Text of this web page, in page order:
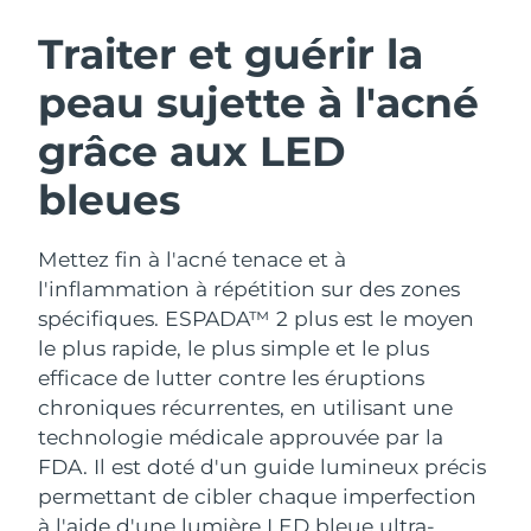
Traiter et guérir la
peau sujette à l'acné
grâce aux LED
bleues
Mettez fin à l'acné tenace et à
l'inflammation à répétition sur des zones
spécifiques. ESPADA™ 2 plus est le moyen
le plus rapide, le plus simple et le plus
efficace de lutter contre les éruptions
chroniques récurrentes, en utilisant une
technologie médicale approuvée par la
FDA. Il est doté d'un guide lumineux précis
permettant de cibler chaque imperfection
à l'aide d'une lumière LED bleue ultra-
Nettoyage du visage
Anti-aging massage
LUNA™ 4 Plus
Massage, LED heating
LUNA™ 4 Men
For men, anti-aging massage
Lifting
Microcurrent toning
BEAR™ 2 go
Microcurrent toning on-the-go
BEAR™ 2 eyes & lips
Microcurrent line smoothing device
Hydratation
UFO™ 3 coffret
Deep facial hydration
UFO™ 3 LED
Near-infrared and red light therapy
device
Soin bucco-dentaire
issa™ 4
Hybrid silicone sonic toothbrush
issa™ 4 plus
Smart hybrid silicone sonic toothbrush
FAQ™ TRAITEMENT ANTI-ÂGE
Anti-âge Traitements LED
NEW
Autriche Livraison estimée
Bahreïn Livraison estimée8/12/26
Belgique Livraison estimée
Bermudes
Bosnie-Herzégovine Livraison estimée
Brunei Livraison estimée8/16/26
Bulgarie Livraison estimée
Canada Livraison estimée
Livraison estimée